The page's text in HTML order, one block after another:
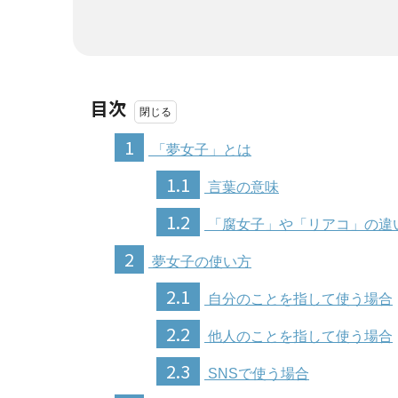
目次
1
「夢女子」とは
1.1 言葉の意味
1.2 「腐女子」や「リアコ」の違
2 夢女子の使い方
2.1 自分のことを指して使う場合
2.2 他人のことを指して使う場合
2.3 SNSで使う場合